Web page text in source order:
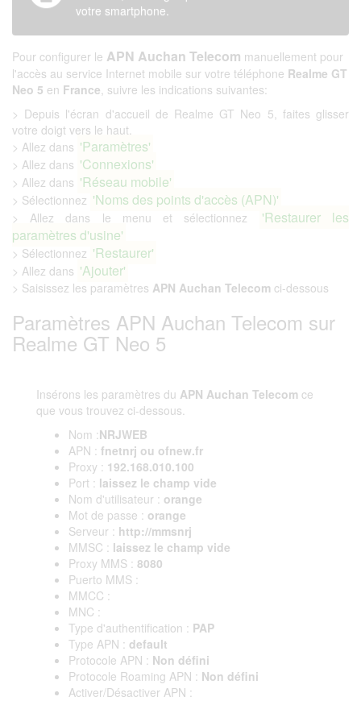
votre smartphone.
Pour configurer le APN Auchan Telecom manuellement pour
l'accès au service Internet mobile sur votre téléphone Realme GT
Neo 5 en France, suivre les indications suivantes:
> Depuis l'écran d'accueil de Realme GT Neo 5, faites glisser
votre doigt vers le haut.
> Allez dans 'Paramètres'
> Allez dans 'Connexions'
> Allez dans 'Réseau mobile'
> Sélectionnez 'Noms des points d'accès (APN)'
> Allez dans le menu et sélectionnez
'Restaurer les
paramètres d'usine'
> Sélectionnez 'Restaurer'
> Allez dans 'Ajouter'
> Saisissez les paramètres APN Auchan Telecom ci-dessous
Paramètres APN Auchan Telecom sur
Realme GT Neo 5
Insérons les paramètres du APN Auchan Telecom ce
que vous trouvez ci-dessous.
Nom :NRJWEB
APN : fnetnrj ou ofnew.fr
Proxy : 192.168.010.100
Port : laissez le champ vide
Nom d'utilisateur : orange
Mot de passe : orange
Serveur : http://mmsnrj
MMSC : laissez le champ vide
Proxy MMS : 8080
Puerto MMS :
MMCC :
MNC :
Type d'authentification : PAP
Type APN : default
Protocole APN : Non défini
Protocole Roaming APN : Non défini
Activer/Désactiver APN :